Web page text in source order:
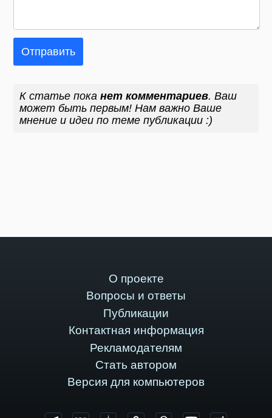
Отправить
К статье поканет комментариев. Ваш
может быть первым! Нам важно Ваше
мнение и идеи по теме публикации :)
О проекте
Вопросы и ответы
Публикации
Контактная информация
Рекламодателям
Стать автором
Версия для компьютеров